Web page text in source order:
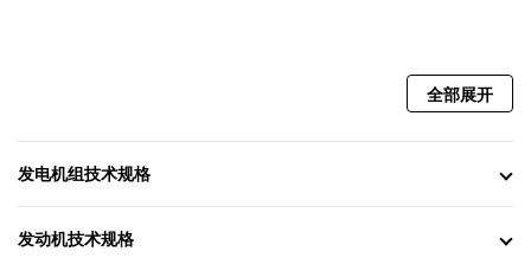
全部展开
发电机组技术规格
发动机技术规格